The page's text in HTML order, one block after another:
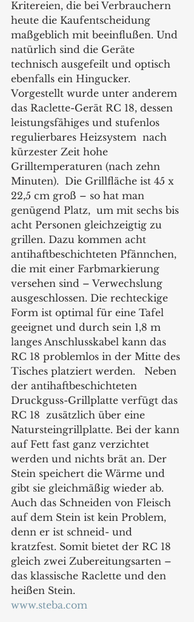
Kritereien, die bei Verbrauchern
heute die Kaufentscheidung
maßgeblich mit beeinflußen. Und
natürlich sind die Geräte
technisch ausgefeilt und optisch
ebenfalls ein Hingucker.
Vorgestellt wurde unter anderem
das Raclette-Gerät RC 18, dessen
leistungsfähiges und stufenlos
regulierbares Heizsystem  nach
kürzester Zeit hohe
Grilltemperaturen (nach zehn
Minuten).  Die Grillfläche ist 45 x
22,5 cm groß – so hat man
genügend Platz,  um mit sechs bis
acht Personen gleichzeigtig zu
grillen. Dazu kommen acht
antihaftbeschichteten Pfännchen,
die mit einer Farbmarkierung
versehen sind – Verwechslung
ausgeschlossen. Die rechteckige
Form ist optimal für eine Tafel
geeignet und durch sein 1,8 m
langes Anschlusskabel kann das
RC 18 problemlos in der Mitte des
Tisches platziert werden.   Neben
der antihaftbeschichteten
Druckguss-Grillplatte verfügt das
RC 18  zusätzlich über eine
Natursteingrillplatte. Bei der kann
auf Fett fast ganz verzichtet
werden und nichts brät an. Der
Stein speichert die Wärme und
gibt sie gleichmäßig wieder ab.
Auch das Schneiden von Fleisch
auf dem Stein ist kein Problem,
denn er ist schneid- und
kratzfest. Somit bietet der RC 18
gleich zwei Zubereitungsarten –
das klassische Raclette und den
heißen Stein.
www.steba.com